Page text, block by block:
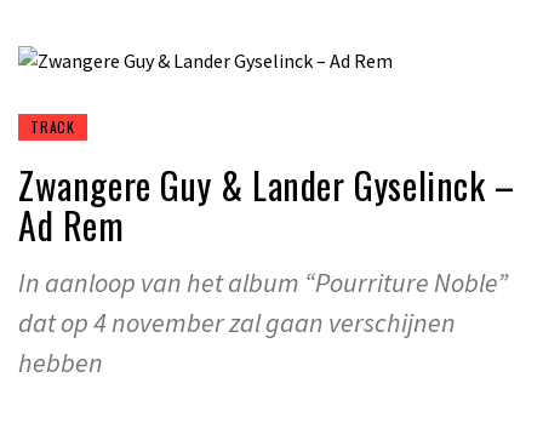
TRACK
Zwangere Guy & Lander Gyselinck –
Ad Rem
In aanloop van het album “Pourriture Noble”
dat op 4 november zal gaan verschijnen
hebben